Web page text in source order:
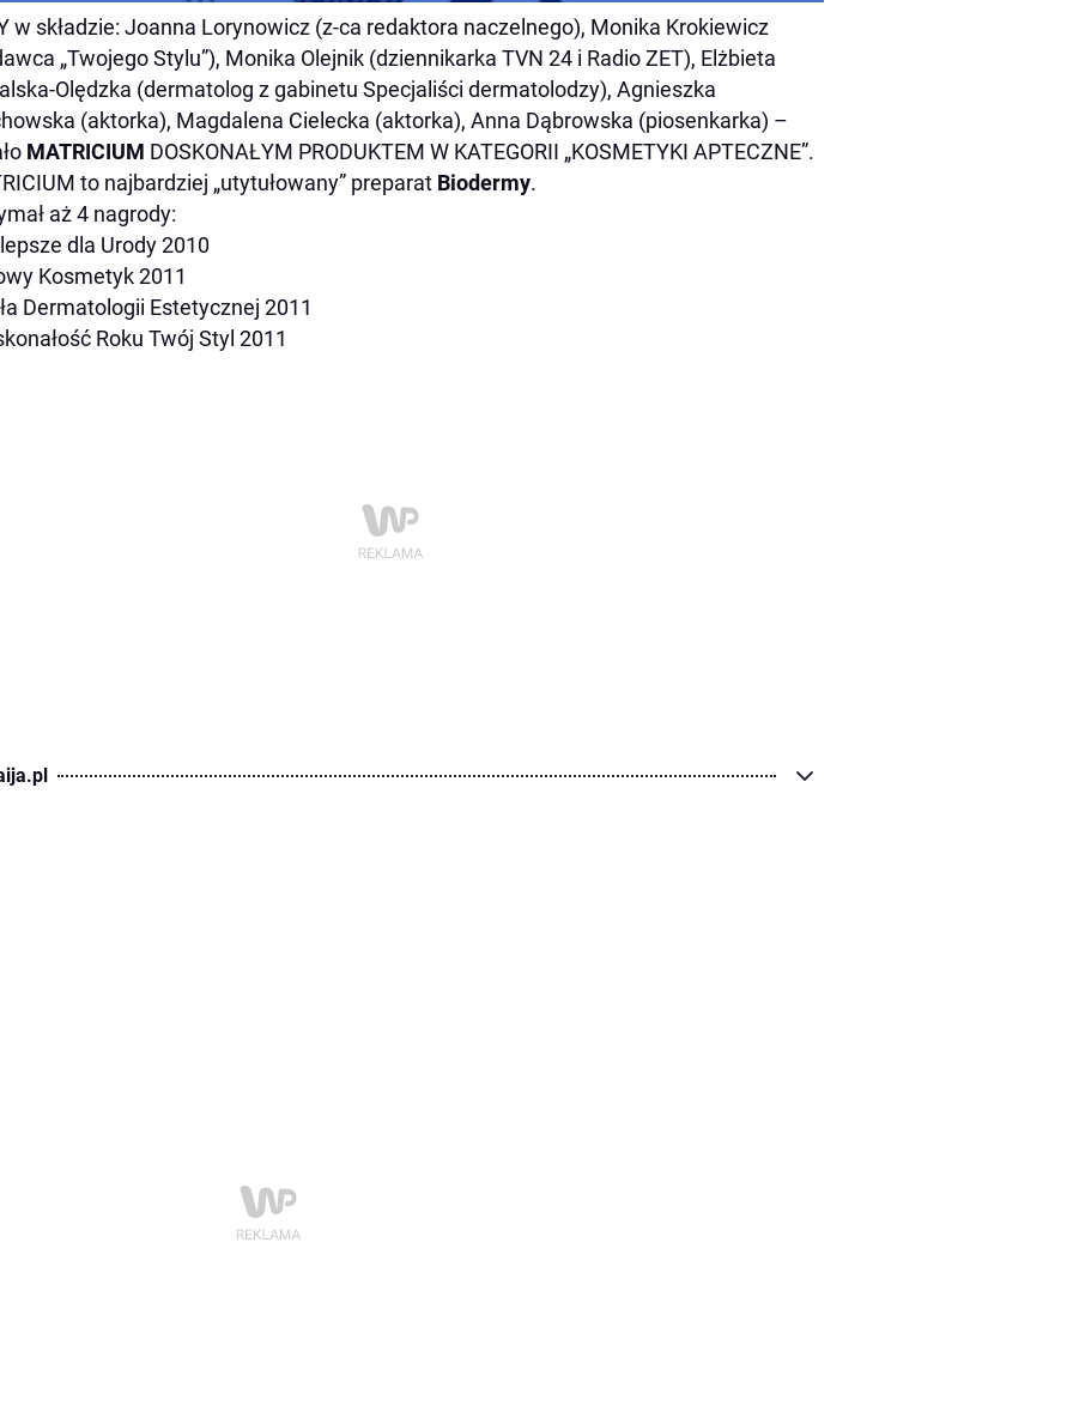
w składzie: Joanna Lorynowicz (z-ca redaktora naczelnego), Monika Krokiewicz
„Twojego Stylu”), Monika Olejnik (dziennikarka TVN 24 i Radio ZET), Elżbieta
Olędzka (dermatolog z gabinetu Specjaliści dermatolodzy), Agnieszka
(aktorka), Magdalena Cielecka (aktorka), Anna Dąbrowska (piosenkarka) –
MATRICIUM DOSKONAŁYM PRODUKTEM W KATEGORII „KOSMETYKI APTECZNE”.
to najbardziej „utytułowany” preparat Biodermy.
aż 4 nagrody:
dla Urody 2010
Kosmetyk 2011
Dermatologii Estetycznej 2011
Roku Twój Styl 2011